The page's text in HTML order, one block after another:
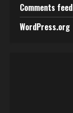
Comments feed
WordPress.org